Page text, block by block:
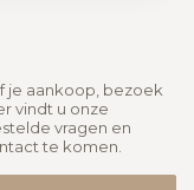
je aankoop, bezoek
vindt u onze
vragen en
te komen.